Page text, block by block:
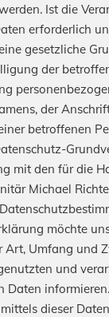
Ist die
erforderlich
gesetzliche
der
der
betroffenen
mit den für die
Michael
möchte
Umfang und
und
Daten
dieser